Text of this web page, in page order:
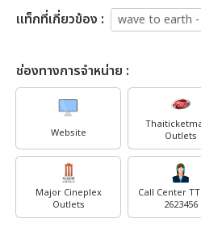
เเท็กที่เกี่ยวข้อง : wave to earth
ช่องทางการจำหน่าย :
Website
Outlets
Major Cineplex
Outlets
Call Center
2623456